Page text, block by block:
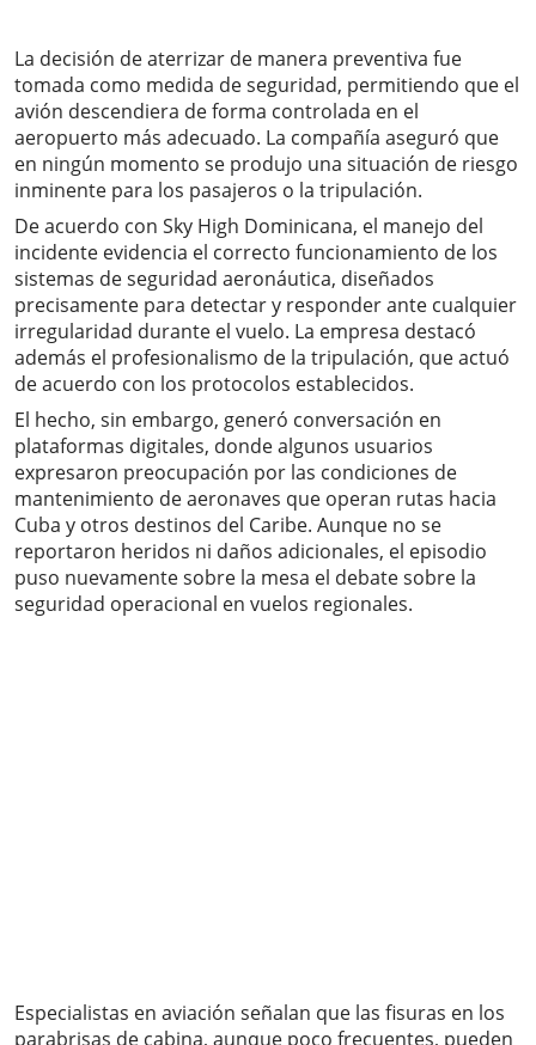
La decisión de aterrizar de manera preventiva fue
tomada como medida de seguridad, permitiendo que el
avión descendiera de forma controlada en el
aeropuerto más adecuado. La compañía aseguró que
en ningún momento se produjo una situación de riesgo
inminente para los pasajeros o la tripulación.
De acuerdo con Sky High Dominicana, el manejo del
incidente evidencia el correcto funcionamiento de los
sistemas de seguridad aeronáutica, diseñados
precisamente para detectar y responder ante cualquier
irregularidad durante el vuelo. La empresa destacó
además el profesionalismo de la tripulación, que actuó
de acuerdo con los protocolos establecidos.
El hecho, sin embargo, generó conversación en
plataformas digitales, donde algunos usuarios
expresaron preocupación por las condiciones de
mantenimiento de aeronaves que operan rutas hacia
Cuba y otros destinos del Caribe. Aunque no se
reportaron heridos ni daños adicionales, el episodio
puso nuevamente sobre la mesa el debate sobre la
seguridad operacional en vuelos regionales.
Especialistas en aviación señalan que las fisuras en los
parabrisas de cabina, aunque poco frecuentes, pueden